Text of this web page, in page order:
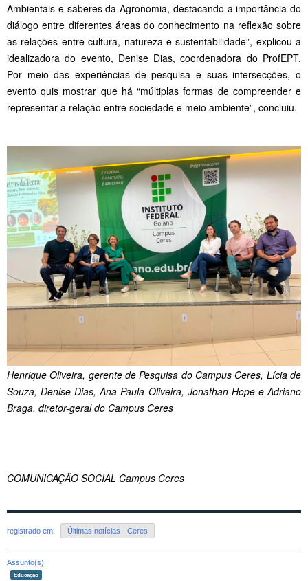
Ambientais e saberes da Agronomia, destacando a importância do
diálogo entre diferentes áreas do conhecimento na reflexão sobre
as relações entre cultura, natureza e sustentabilidade”, explicou a
idealizadora do evento, Denise Dias, coordenadora do ProfEPT.
Por meio das experiências de pesquisa e suas intersecções, o
evento quis mostrar que há “múltiplas formas de compreender e
representar a relação entre sociedade e meio ambiente”, concluiu.
Henrique Oliveira, gerente de Pesquisa do Campus Ceres, Lícia de
Souza, Denise Dias, Ana Paula Oliveira, Jonathan Hope e Adriano
Braga, diretor-geral do Campus Ceres
COMUNICAÇÃO SOCIAL Campus Ceres
registrado em: Últimas notícias - Ceres
Assunto(s):
Educação